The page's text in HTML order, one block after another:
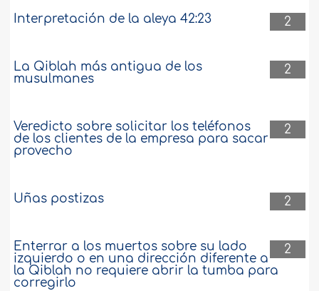
2
Interpretación de la aleya 42:23
2
La Qiblah más antigua de los
musulmanes
2
Veredicto sobre solicitar los teléfonos
de los clientes de la empresa para sacar
provecho
2
Uñas postizas
2
Enterrar a los muertos sobre su lado
izquierdo o en una dirección diferente a
la Qiblah no requiere abrir la tumba para
corregirlo